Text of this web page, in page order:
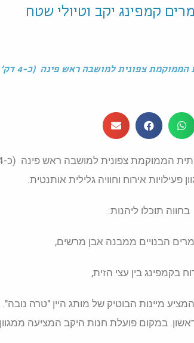
קמפינג יקב וטיולי שטח
פעילויות אירוח וחוויה גלילית אותנטית.
בחווה תוכלו ליהנות:
הבנויים ממבנה אבן מרשים,
בקמפינג בין עצי הזית,
מיינות הבוטיק של מותג היין "טרה
במקום פועלת חנות היקב המציעה ממגוון